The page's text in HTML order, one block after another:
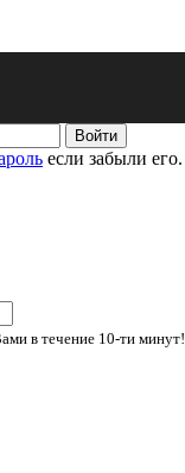
если забыли его.
в течение 10-ти минут!